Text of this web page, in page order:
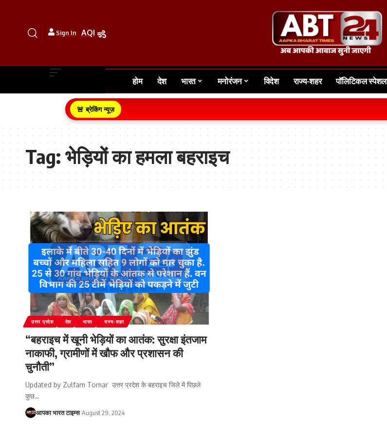
Sign In AQI
होम देश भारत मनोरंजन विदेश राज्य-शहर पॉलिटिकल स्पेशल
🚨 ब्रेकिंग न्यूज़
Tag:भेड़ियों का हमला बहराइच
उत्तर प्रदेश देश भारत राज्य-शहर
“बहराइच में खूनी भेड़ियों का आतंक: सुरक्षा इंतजाम
नाकाफी, ग्रामीणों में खौफ और प्रशासन की
चुनौती”
Updated by Zulfam Tomar उत्तर प्रदेश के बहराइच जिले में पिछले
कुछ…
आपका भारत टाइम्स August 29, 2024